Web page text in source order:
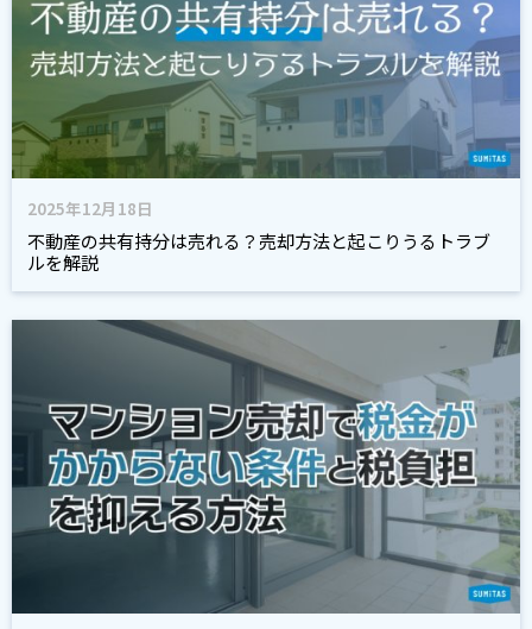
2025年12月18日
不動産の共有持分は売れる？売却方法と起こりうるトラブ
ルを解説